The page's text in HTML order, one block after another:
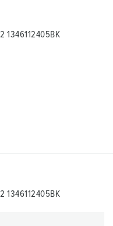
1346112405BK
1346112405BK